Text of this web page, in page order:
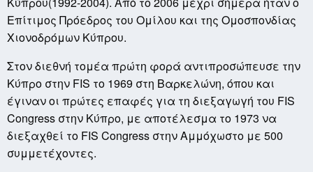
Επίτιμος Πρόεδρος του Ομίλου και της Ομοσπονδίας
Χιονοδρόμων Κύπρου.
Στον διεθνή τομέα πρώτη φορά αντιπροσώπευσε την
Κύπρο στην FIS το 1969 στη Βαρκελώνη, όπου και
έγιναν οι πρώτες επαφές για τη διεξαγωγή του FIS
Congress στην Κύπρο, με αποτέλεσμα το 1973 να
διεξαχθεί το FIS Congress στην Αμμόχωστο με 500
συμμετέχοντες.